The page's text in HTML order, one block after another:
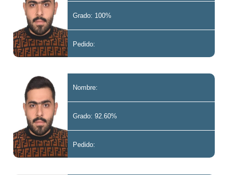
Grado: 100%
Pedido:
Nombre:
Grado: 92.60%
Pedido: